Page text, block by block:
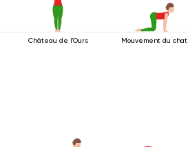
Château de l'Ours Mouvement du chat